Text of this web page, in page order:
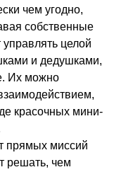
чем угодно,
собственные
целой
и дедушками,
Их можно
красочных мини-
прямых миссий
решать, чем